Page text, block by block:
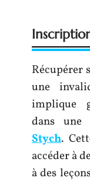
Récupérer
une
implique
dans une
Stych.
accéder à
à des